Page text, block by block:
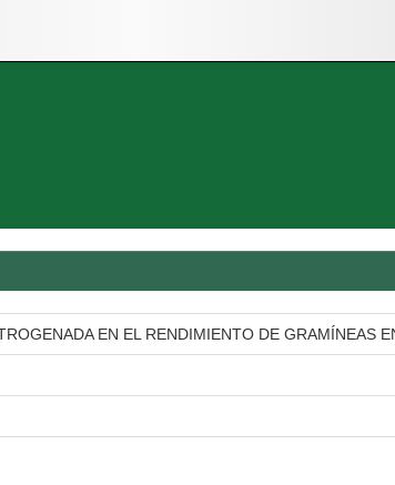
EN EL RENDIMIENTO DE GRAMÍNEAS